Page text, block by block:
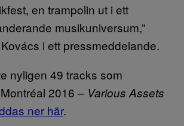
en trampolin ut i ett
musikuniversum,”
i ett pressmeddelande.
nyligen 49 tracks som
2016 – Various Assets
ner här.